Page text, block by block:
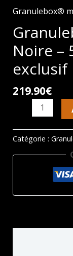
Granulebox®
Noire –
exclusif
219.90€
quantité
Bridge
Noire
modèle
Catégorie :